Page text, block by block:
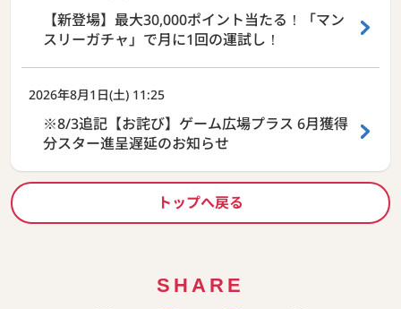
【新登場】最大30,000ポイント当たる！「マン
スリーガチャ」で月に1回の運試し！
2026年8月1日(土) 11:25
※8/3追記【お詫び】ゲーム広場プラス 6月獲得
分スター進呈遅延のお知らせ
トップへ戻る
SHARE